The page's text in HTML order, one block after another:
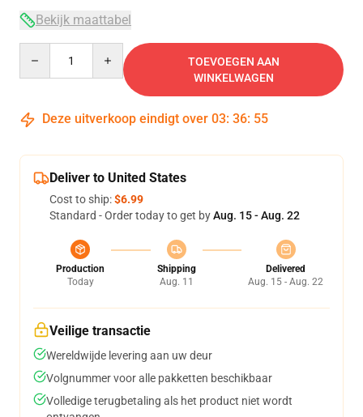
Bekijk maattabel
TOEVOEGEN AAN
WINKELWAGEN
Deze uitverkoop eindigt over 03: 36: 54
Deliver to United States
Cost to ship:$6.99
Standard - Order today to get byAug. 15 - Aug. 22
Production
Today
Shipping
Aug. 11
Delivered
Aug. 15 - Aug. 22
Veilige transactie
Wereldwijde levering aan uw deur
Volgnummer voor alle pakketten beschikbaar
Volledige terugbetaling als het product niet wordt